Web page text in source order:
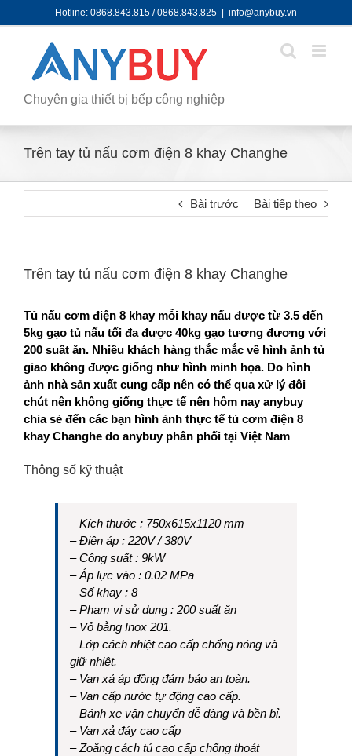
to
Hotline: 0868.843.815 / 0868.843.825 info@anybuy.vn
Chuyên gia thiết bị bếp công nghiệp
Trên tay tủ nấu cơm điện 8 khay Changhe
Bài trước Bài tiếp theo
Trên tay tủ nấu cơm điện 8 khay Changhe
Tủ nấu cơm điện 8 khay mỗi khay nấu được từ 3.5 đến
5kg gạo tủ nấu tối đa được 40kg gạo tương đương với
200 suất ăn. Nhiều khách hàng thắc mắc về hình ảnh tủ
giao không được giống như hình minh họa. Do hình
ảnh nhà sản xuất cung cấp nên có thể qua xử lý đôi
chút nên không giống thực tế nên hôm nay anybuy
chia sẻ đến các bạn hình ảnh thực tế tủ cơm điện 8
khay Changhe do anybuy phân phối tại Việt Nam
Thông số kỹ thuật
– Kích thước : 750x615x1120 mm
– Điện áp : 220V / 380V
– Công suất : 9kW
– Áp lực vào : 0.02 MPa
– Số khay : 8
– Phạm vi sử dụng : 200 suất ăn
– Vỏ bằng Inox 201.
– Lớp cách nhiệt cao cấp chống nóng và
giữ nhiệt.
– Van xả áp đồng đảm bảo an toàn.
– Van cấp nước tự động cao cấp.
– Bánh xe vận chuyển dễ dàng và bền bỉ.
– Van xả đáy cao cấp
– Zoăng cách tủ cao cấp chống thoát